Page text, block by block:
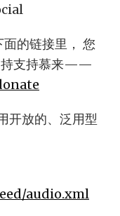
的链接里， 您
持支持慕来——
开放的、泛用型
audio.xml